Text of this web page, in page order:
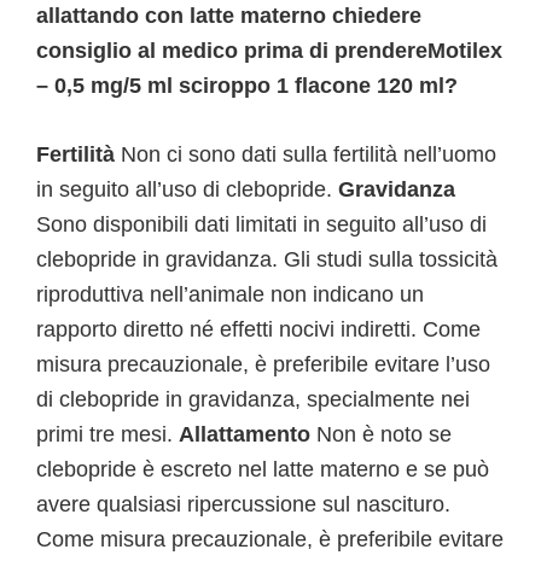
allattando con latte materno chiedere
consiglio al medico prima di prendereMotilex
– 0,5 mg/5 ml sciroppo 1 flacone 120 ml?
Fertilità Non ci sono dati sulla fertilità nell’uomo
in seguito all’uso di clebopride. Gravidanza
Sono disponibili dati limitati in seguito all’uso di
clebopride in gravidanza. Gli studi sulla tossicità
riproduttiva nell’animale non indicano un
rapporto diretto né effetti nocivi indiretti. Come
misura precauzionale, è preferibile evitare l’uso
di clebopride in gravidanza, specialmente nei
primi tre mesi. Allattamento Non è noto se
clebopride è escreto nel latte materno e se può
avere qualsiasi ripercussione sul nascituro.
Come misura precauzionale, è preferibile evitare